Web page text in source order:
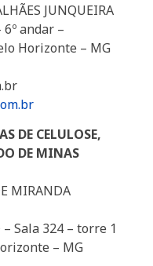
JUNQUEIRA
andar –
Horizonte – MG
DE CELULOSE,
DE MINAS
MIRANDA
Sala 324 – torre 1
– MG